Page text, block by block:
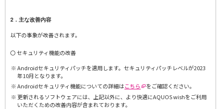
2．主な改善内容
以下の事象が改善されます。
〇 セキュリティ機能の改善
Androidセキュリティパッチを適用します。セキュリティパッチレベルが2023
年10月となります。
Androidセキュリティ機能についての詳細はこちら
をご確認ください。
更新されるソフトウェアには、上記以外に、より快適にAQUOS wishをご利用
いただくための改善内容が含まれております。